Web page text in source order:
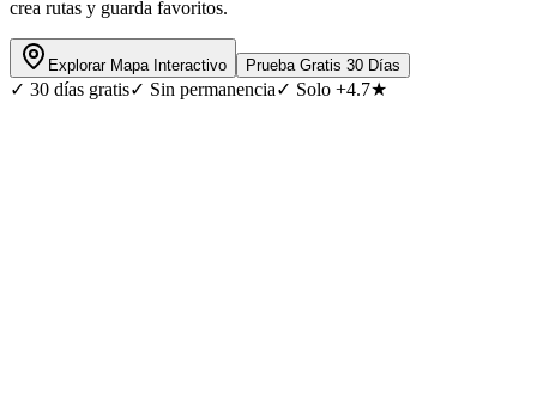
crea rutas y guarda favoritos.
Explorar Mapa Interactivo Prueba Gratis 30 Días
✓ 30 días gratis✓ Sin permanencia✓ Solo +4.7★